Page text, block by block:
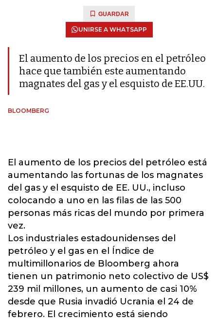
GUARDAR
UNIRSE A WHATSAPP
El aumento de los precios en el petróleo
hace que también este aumentando
magnates del gas y el esquisto de EE.UU.
BLOOMBERG
El aumento de los precios del petróleo está
aumentando las fortunas de los magnates
del gas y el esquisto de EE. UU., incluso
colocando a uno en las filas de las 500
personas más ricas del mundo por primera
vez.
Los industriales estadounidenses del
petróleo y el gas en el Índice de
multimillonarios de Bloomberg ahora
tienen un patrimonio neto colectivo de US$
239 mil millones, un aumento de casi 10%
desde que Rusia invadió Ucrania el 24 de
febrero. El crecimiento está siendo